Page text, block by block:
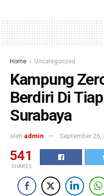
Home Uncategorized
Kampung
Berdiri Di
Surabaya
oleh admin September 26,
541
SHARES